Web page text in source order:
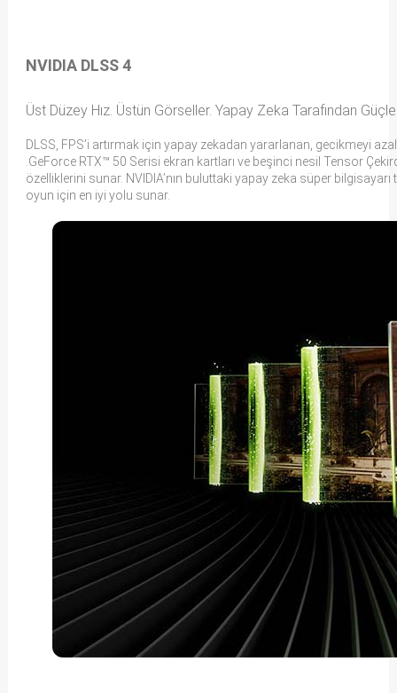
NVIDIA DLSS 4
Üst Düzey Hız. Üstün Görseller. Yapay Zeka Tarafından
DLSS, FPS’i artırmak için yapay zekadan yararlanan, gecikmeyi
.‌GeForce RTX™ 50 Serisi ekran kartları ve beşinci nesil Tensor
özelliklerini sunar. NVIDIA’nın buluttaki yapay zeka süper
oyun için en iyi yolu sunar.